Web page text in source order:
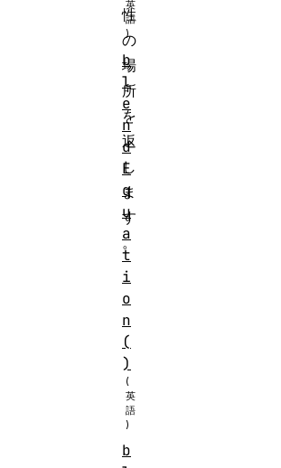
性
の
場
所
を
返
し
ま
す
。
b
l
e
n
d
E
q
u
a
t
i
o
n
(
)
b